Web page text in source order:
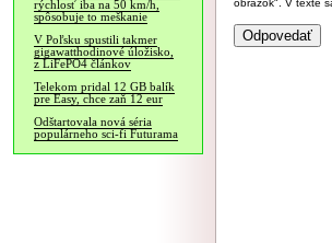
rýchlosť iba na 50 km/h,
spôsobuje to meškanie
V Poľsku spustili takmer
gigawatthodinové úložisko,
z LiFePO4 článkov
Telekom pridal 12 GB balík
pre Easy, chce zaň 12 eur
Odštartovala nová séria
populárneho sci-fi Futurama
obrázok". V texte